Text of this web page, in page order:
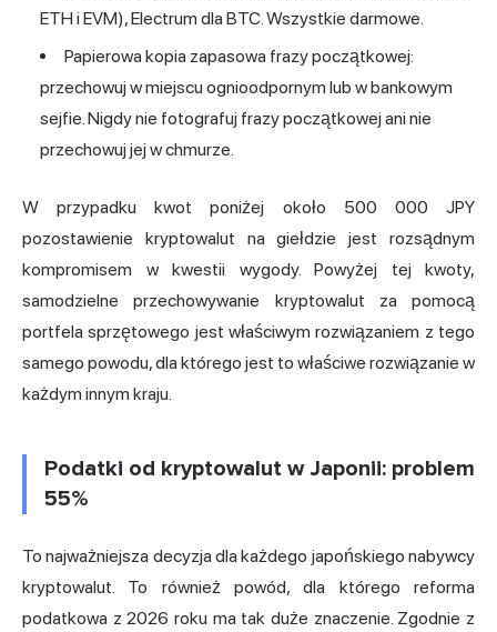
ETH i EVM), Electrum dla BTC. Wszystkie darmowe.
Papierowa kopia zapasowa frazy początkowej:
przechowuj w miejscu ognioodpornym lub w bankowym
sejfie. Nigdy nie fotografuj frazy początkowej ani nie
przechowuj jej w chmurze.
W przypadku kwot poniżej około 500 000 JPY
pozostawienie kryptowalut na giełdzie jest rozsądnym
kompromisem w kwestii wygody. Powyżej tej kwoty,
samodzielne przechowywanie kryptowalut za pomocą
portfela sprzętowego jest właściwym rozwiązaniem z tego
samego powodu, dla którego jest to właściwe rozwiązanie w
każdym innym kraju.
Podatki od kryptowalut w Japonii: problem
55%
To najważniejsza decyzja dla każdego japońskiego nabywcy
kryptowalut. To również powód, dla którego reforma
podatkowa z 2026 roku ma tak duże znaczenie. Zgodnie z